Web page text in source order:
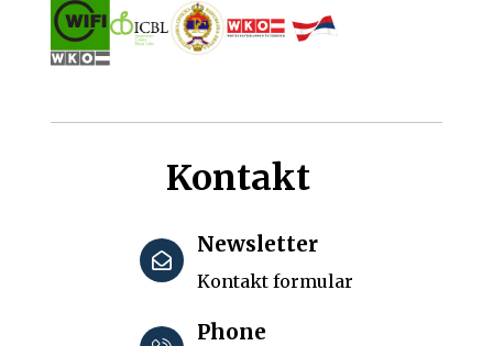
Kontakt
Newsletter
Kontakt formular
Phone